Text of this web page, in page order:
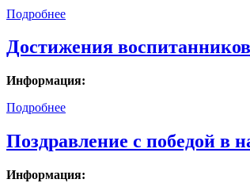
Подробнее
Достижения воспитанников
Информация:
Подробнее
Поздравление с победой в
Информация: